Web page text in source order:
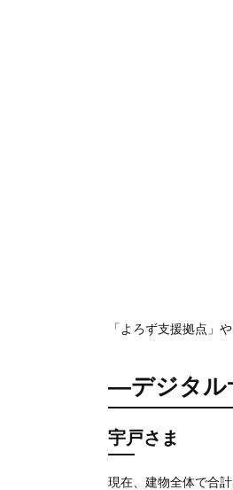
「よろず支援拠点」
―デジタル
宇戸さま
現在、建物全体で合